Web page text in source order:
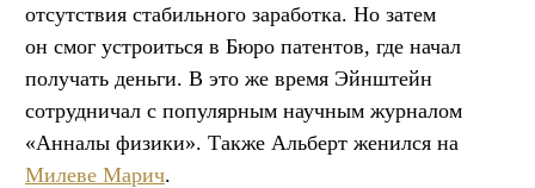
отсутствия стабильного заработка. Но затем
он смог устроиться в Бюро патентов, где начал
получать деньги. В это же время Эйнштейн
сотрудничал с популярным научным журналом
«Анналы физики». Также Альберт женился на
Милеве Марич.